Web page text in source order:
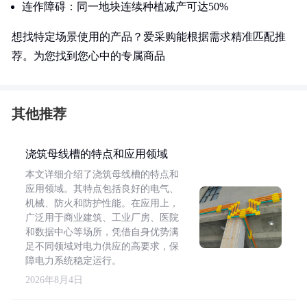
连作障碍：同一地块连续种植减产可达50%
想找特定场景使用的产品？爱采购能根据需求精准匹配推
荐。为您找到您心中的专属商品
其他推荐
浇筑母线槽的特点和应用领域
本文详细介绍了浇筑母线槽的特点和
应用领域。其特点包括良好的电气、
机械、防火和防护性能。在应用上，
广泛用于商业建筑、工业厂房、医院
和数据中心等场所，凭借自身优势满
足不同领域对电力供应的高要求，保
障电力系统稳定运行。
2026年8月4日